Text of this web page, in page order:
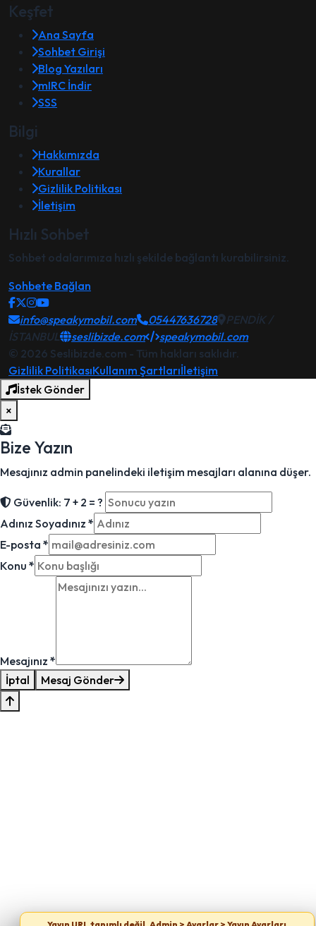
Keşfet
Ana Sayfa
Sohbet Girişi
Blog Yazıları
mIRC İndir
SSS
Bilgi
Hakkımızda
Kurallar
Gizlilik Politikası
İletişim
Hızlı Sohbet
Sohbet odalarımıza hızlı şekilde bağlantı kurabilirsiniz.
Sohbete Bağlan
info@speakymobil.com 05447636728
PENDİK /
İSTANBUL
seslibizde.com
speakymobil.com
© 2026 Seslibizde.com - Tüm hakları saklıdır.
Gizlilik PolitikasıKullanım Şartlarıİletişim
İstek Gönder
×
Bize Yazın
Mesajınız admin panelindeki iletişim mesajları alanına düşer.
Güvenlik: 7 + 2 = ?
Adınız Soyadınız *
E-posta *
Konu *
Mesajınız *
İptal
Mesaj Gönder